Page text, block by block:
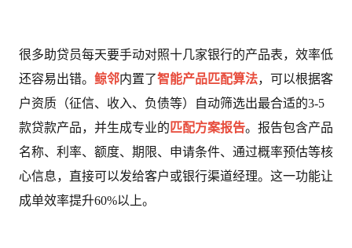
很多助贷员每天要手动对照十几家银行的产品表，效率低
还容易出错。 鲸邻内置了智能产品匹配算法，可以根据客
户资质（征信、收入、负债等）自动筛选出最合适的3-5
款贷款产品，并生成专业的 匹配方案报告。报告包含产品
名称、利率、额度、期限、申请条件、通过概率预估等核
心信息，直接可以发给客户或银行渠道经理。这一功能让
成单效率提升60%以上。